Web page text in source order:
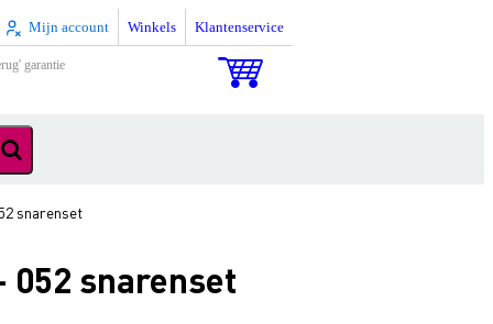
Mijn account Winkels Klantenservice
garantie
snarenset
052 snarenset